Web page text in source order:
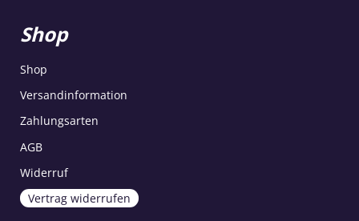
Shop
Shop
Versandinformation
Zahlungsarten
AGB
Widerruf
Vertrag widerrufen